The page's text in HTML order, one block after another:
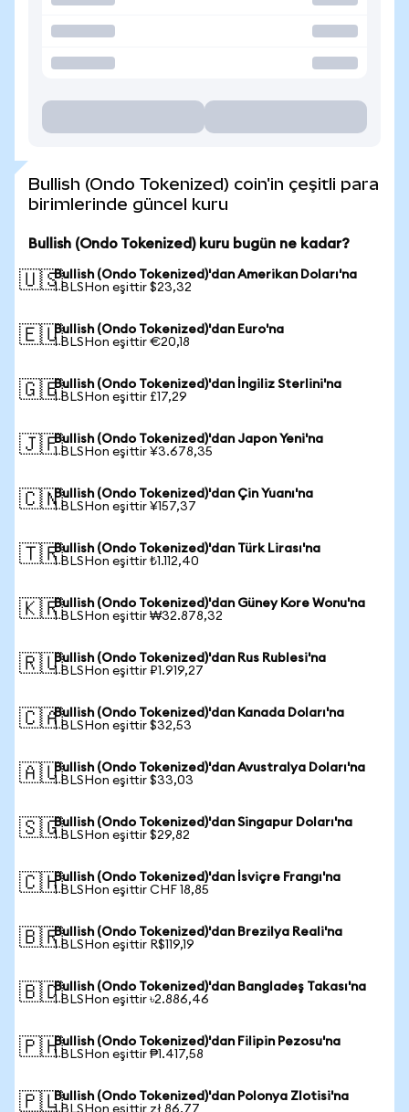
Bullish (Ondo Tokenized) coin'in çeşitli para
birimlerinde güncel kuru
Bullish (Ondo Tokenized) kuru bugün ne kadar?
🇺🇸Bullish (Ondo Tokenized)'dan Amerikan Doları'na
1 BLSHon eşittir $23,32
🇪🇺Bullish (Ondo Tokenized)'dan Euro'na
1 BLSHon eşittir €20,18
🇬🇧Bullish (Ondo Tokenized)'dan İngiliz Sterlini'na
1 BLSHon eşittir £17,29
🇯🇵Bullish (Ondo Tokenized)'dan Japon Yeni'na
1 BLSHon eşittir ¥3.678,35
🇨🇳Bullish (Ondo Tokenized)'dan Çin Yuanı'na
1 BLSHon eşittir ¥157,37
🇹🇷Bullish (Ondo Tokenized)'dan Türk Lirası'na
1 BLSHon eşittir ₺1.112,40
🇰🇷Bullish (Ondo Tokenized)'dan Güney Kore Wonu'na
1 BLSHon eşittir ₩32.878,32
🇷🇺Bullish (Ondo Tokenized)'dan Rus Rublesi'na
1 BLSHon eşittir ₽1.919,27
🇨🇦Bullish (Ondo Tokenized)'dan Kanada Doları'na
1 BLSHon eşittir $32,53
🇦🇺Bullish (Ondo Tokenized)'dan Avustralya Doları'na
1 BLSHon eşittir $33,03
🇸🇬Bullish (Ondo Tokenized)'dan Singapur Doları'na
1 BLSHon eşittir $29,82
🇨🇭Bullish (Ondo Tokenized)'dan İsviçre Frangı'na
1 BLSHon eşittir CHF 18,85
🇧🇷Bullish (Ondo Tokenized)'dan Brezilya Reali'na
1 BLSHon eşittir R$119,19
🇧🇩Bullish (Ondo Tokenized)'dan Bangladeş Takası'na
1 BLSHon eşittir ৳2.886,46
🇵🇭Bullish (Ondo Tokenized)'dan Filipin Pezosu'na
1 BLSHon eşittir ₱1.417,58
🇵🇱Bullish (Ondo Tokenized)'dan Polonya Zlotisi'na
1 BLSHon eşittir zł 86,77